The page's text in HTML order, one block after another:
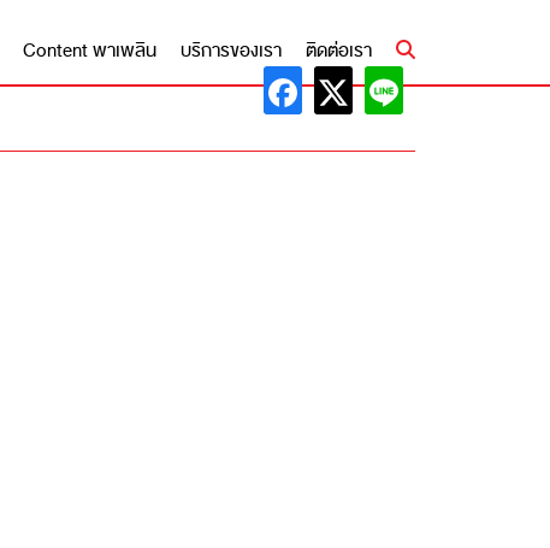
Content พาเพลิน บริการของเรา ติดต่อเรา